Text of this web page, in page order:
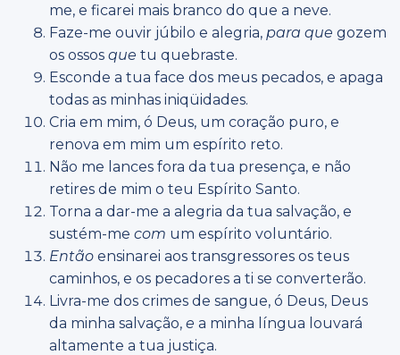
me, e ficarei mais branco do que a neve.
Faze-me ouvir júbilo e alegria, para que gozem
os ossos que tu quebraste.
Esconde a tua face dos meus pecados, e apaga
todas as minhas iniqüidades.
Cria em mim, ó Deus, um coração puro, e
renova em mim um espírito reto.
Não me lances fora da tua presença, e não
retires de mim o teu Espírito Santo.
Torna a dar-me a alegria da tua salvação, e
sustém-me com um espírito voluntário.
Então ensinarei aos transgressores os teus
caminhos, e os pecadores a ti se converterão.
Livra-me dos crimes de sangue, ó Deus, Deus
da minha salvação, e a minha língua louvará
altamente a tua justiça.